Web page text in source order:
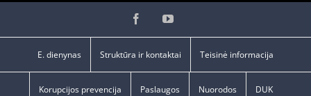
FacebookYouTube
E. dienynas Struktūra ir kontaktai Teisinė informacija
Korupcijos prevencija Paslaugos Nuorodos DUK